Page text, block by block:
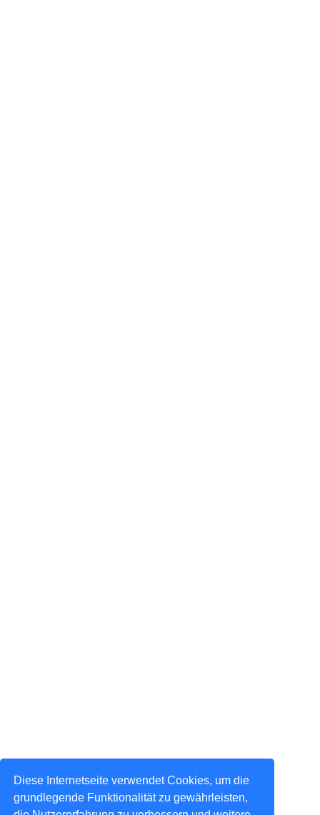
Diese Internetseite verwendet Cookies, um die
grundlegende Funktionalität zu gewährleisten,